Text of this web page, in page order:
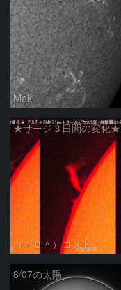
Maki
★サージ３日間の変化★
（＾０＾）コメト
8/07の太陽